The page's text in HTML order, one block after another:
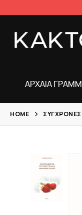
ΑΡΧΑΊΑ
HOME ΣΎΓΧΡΟΝΕΣ